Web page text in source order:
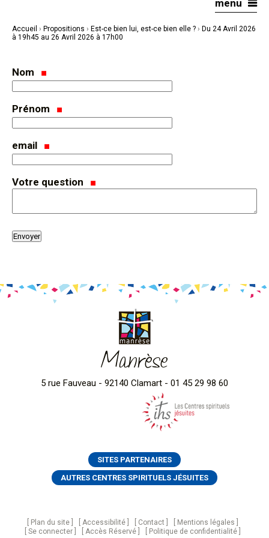
menu
Accueil › Propositions › Est-ce bien lui, est-ce bien elle ? › Du 24 Avril 2026
à 19h45 au 26 Avril 2026 à 17h00
Nom
Prénom
email
Votre question
Manrèse
5 rue Fauveau - 92140 Clamart - 01 45 29 98 60
SITES PARTENAIRES
AUTRES CENTRES SPIRITUELS JÉSUITES
Plan du site Accessibilité Contact
Mentions légales
Se connecter
Accès Réservé Politique de confidentialité